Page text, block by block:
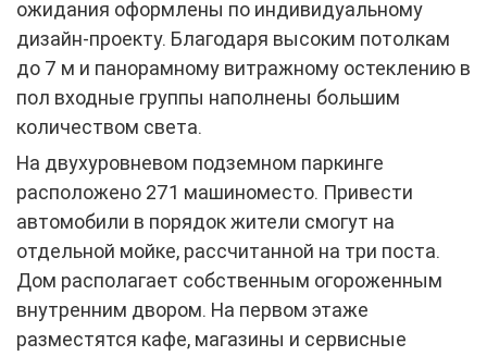
ожидания оформлены по индивидуальному
дизайн-проекту. Благодаря высоким потолкам
до 7 м и панорамному витражному остеклению в
пол входные группы наполнены большим
количеством света.
На двухуровневом подземном паркинге
расположено 271 машиноместо. Привести
автомобили в порядок жители смогут на
отдельной мойке, рассчитанной на три поста.
Дом располагает собственным огороженным
внутренним двором. На первом этаже
разместятся кафе, магазины и сервисные